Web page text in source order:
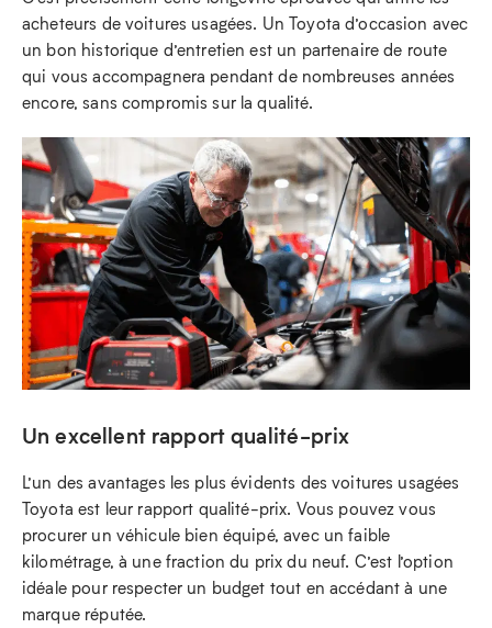
acheteurs de voitures usagées. Un Toyota d’occasion avec
un bon historique d’entretien est un partenaire de route
qui vous accompagnera pendant de nombreuses années
encore, sans compromis sur la qualité.
Un excellent rapport qualité-prix
L’un des avantages les plus évidents des voitures usagées
Toyota est leur rapport qualité-prix. Vous pouvez vous
procurer un véhicule bien équipé, avec un faible
kilométrage, à une fraction du prix du neuf. C’est l’option
idéale pour respecter un budget tout en accédant à une
marque réputée.